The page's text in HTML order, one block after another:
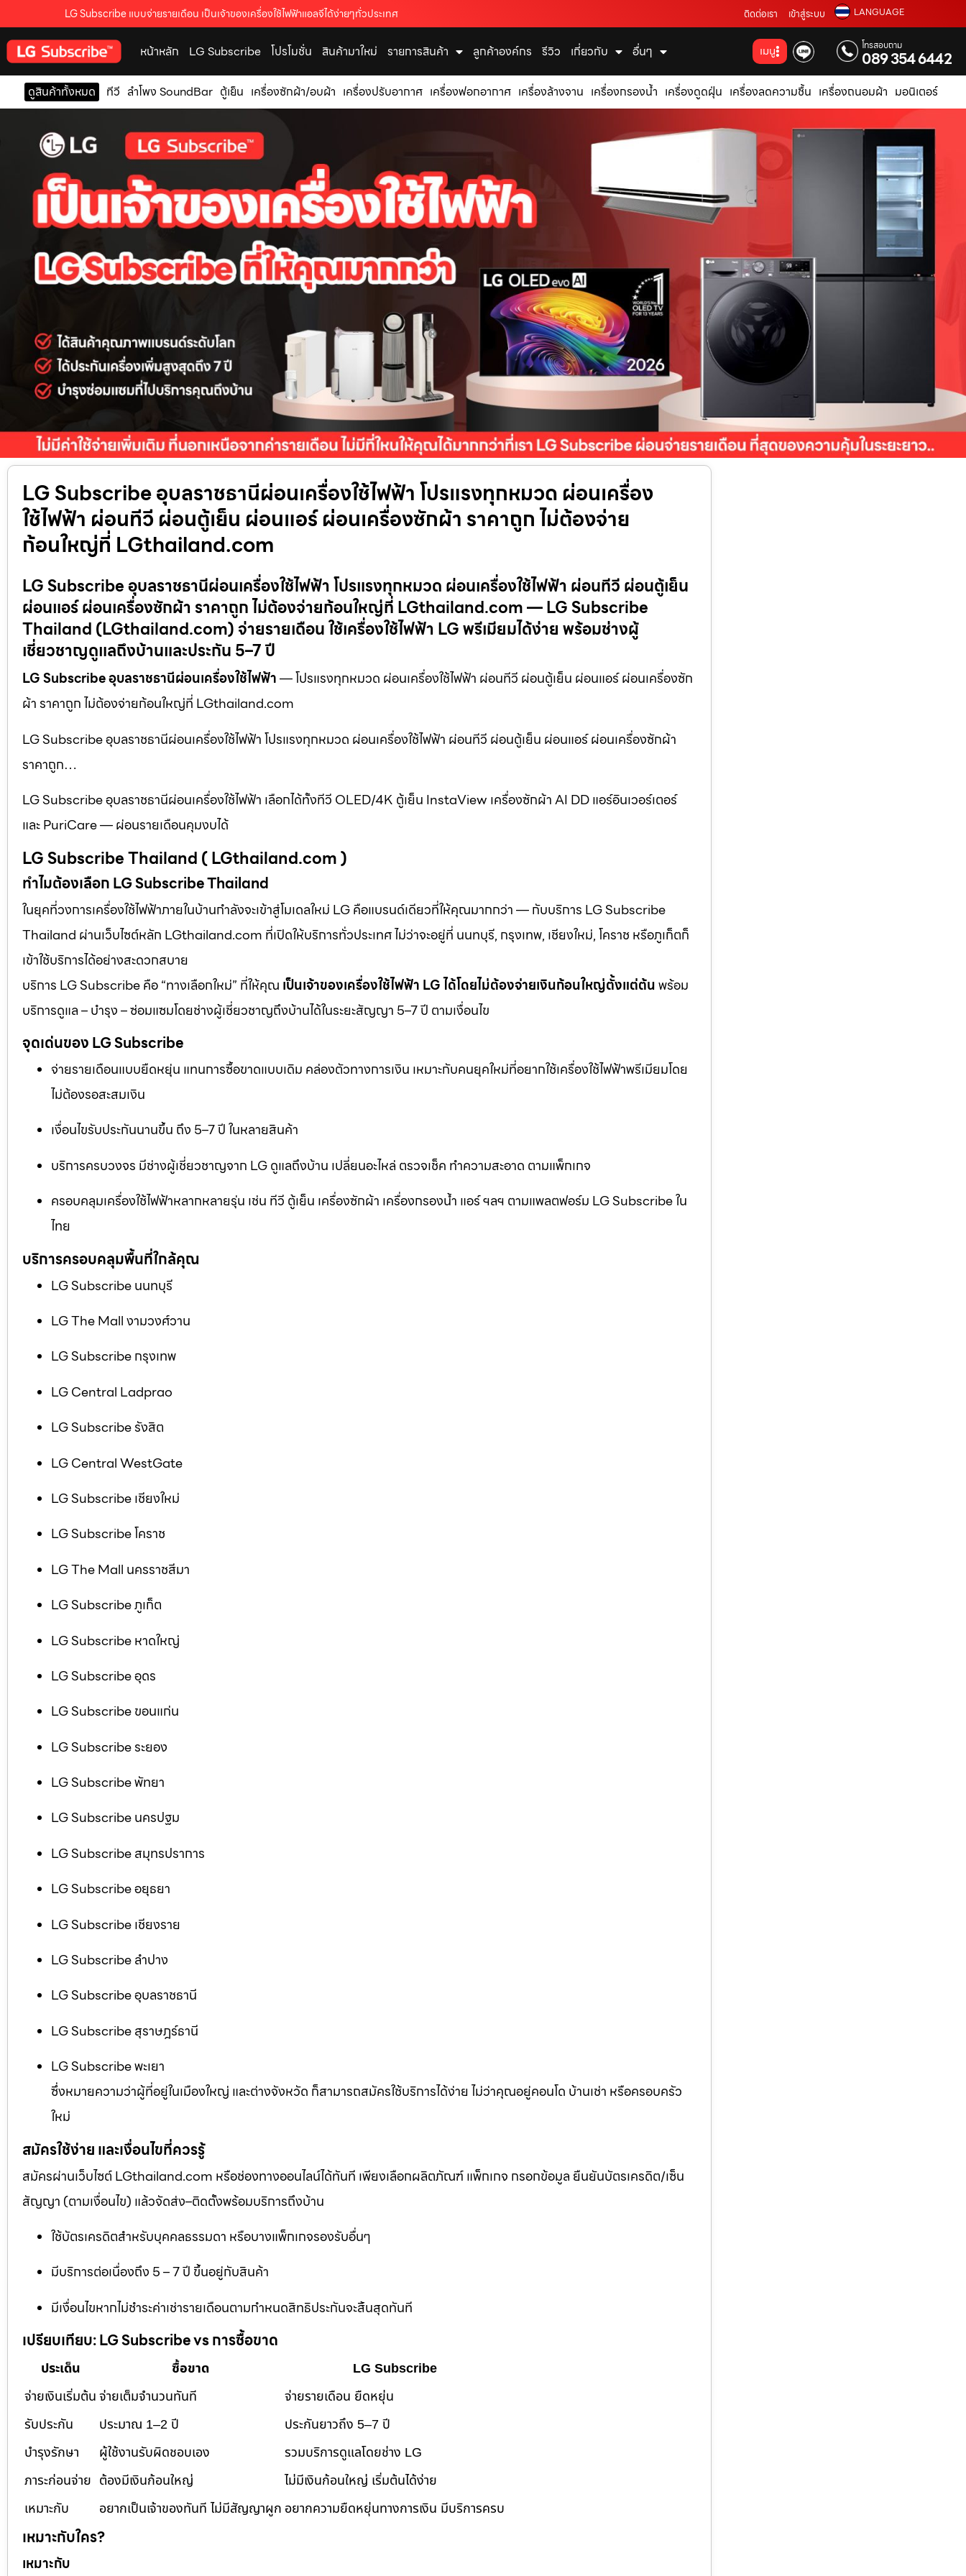
LG Subscribe แบบจ่ายรายเดือน เป็นเจ้าของเครื่องใช้ไฟฟ้าแอลจีได้ง่ายๆทั่วประเทศ ติดต่อเรา เข้าสู่ระบบ LANGUAGE
หน้าหลัก LG Subscribe โปรโมชั่น สินค้ามาใหม่ รายการสินค้า ลูกค้าองค์กร รีวิว เกี่ยวกับ อื่นๆ เมนู โทรสอบถาม
089 354 6442
ดูสินค้าทั้งหมด ทีวี ลำโพง SoundBar ตู้เย็น เครื่องซักผ้า/อบผ้า เครื่องปรับอากาศ เครื่องฟอกอากาศ เครื่องล้างจาน เครื่องกรองน้ำ เครื่องดูดฝุ่น เครื่องลดความชื้น เครื่องถนอมผ้า มอนิเตอร์
LG Subscribe อุบลราชธานีผ่อนเครื่องใช้ไฟฟ้า โปรแรงทุกหมวด ผ่อนเครื่อง
ใช้ไฟฟ้า ผ่อนทีวี ผ่อนตู้เย็น ผ่อนแอร์ ผ่อนเครื่องซักผ้า ราคาถูก ไม่ต้องจ่าย
ก้อนใหญ่ที่ LGthailand.com
LG Subscribe อุบลราชธานีผ่อนเครื่องใช้ไฟฟ้า โปรแรงทุกหมวด ผ่อนเครื่องใช้ไฟฟ้า ผ่อนทีวี ผ่อนตู้เย็น
ผ่อนแอร์ ผ่อนเครื่องซักผ้า ราคาถูก ไม่ต้องจ่ายก้อนใหญ่ที่ LGthailand.com — LG Subscribe
Thailand (LGthailand.com) จ่ายรายเดือน ใช้เครื่องใช้ไฟฟ้า LG พรีเมียมได้ง่าย พร้อมช่างผู้
เชี่ยวชาญดูแลถึงบ้านและประกัน 5–7 ปี
LG Subscribe อุบลราชธานีผ่อนเครื่องใช้ไฟฟ้า— โปรแรงทุกหมวด ผ่อนเครื่องใช้ไฟฟ้า ผ่อนทีวี ผ่อนตู้เย็น ผ่อนแอร์ ผ่อนเครื่องซัก
ผ้า ราคาถูก ไม่ต้องจ่ายก้อนใหญ่ที่ LGthailand.com
LG Subscribe อุบลราชธานีผ่อนเครื่องใช้ไฟฟ้า โปรแรงทุกหมวด ผ่อนเครื่องใช้ไฟฟ้า ผ่อนทีวี ผ่อนตู้เย็น ผ่อนแอร์ ผ่อนเครื่องซักผ้า
ราคาถูก…
LG Subscribe อุบลราชธานีผ่อนเครื่องใช้ไฟฟ้า เลือกได้ทั้งทีวี OLED/4K ตู้เย็น InstaView เครื่องซักผ้า AI DD แอร์อินเวอร์เตอร์
และ PuriCare — ผ่อนรายเดือนคุมงบได้
LG Subscribe Thailand ( LGthailand.com )
ทำไมต้องเลือก LG Subscribe Thailand
ในยุคที่วงการเครื่องใช้ไฟฟ้าภายในบ้านกำลังจะเข้าสู่โมเดลใหม่ LG คือแบรนด์เดียวที่ให้คุณมากกว่า — กับบริการ LG Subscribe
Thailand ผ่านเว็บไซต์หลัก LGthailand.com ที่เปิดให้บริการทั่วประเทศ ไม่ว่าจะอยู่ที่ นนทบุรี, กรุงเทพ, เชียงใหม่, โคราช หรือภูเก็ตก็
เข้าใช้บริการได้อย่างสะดวกสบาย
บริการ LG Subscribe คือ “ทางเลือกใหม่” ที่ให้คุณ เป็นเจ้าของเครื่องใช้ไฟฟ้า LG ได้โดยไม่ต้องจ่ายเงินก้อนใหญ่ตั้งแต่ต้นพร้อม
บริการดูแล – บำรุง – ซ่อมแซมโดยช่างผู้เชี่ยวชาญถึงบ้านได้ในระยะสัญญา 5–7 ปี ตามเงื่อนไข
จุดเด่นของ LG Subscribe
จ่ายรายเดือนแบบยืดหยุ่น แทนการซื้อขาดแบบเดิม คล่องตัวทางการเงิน เหมาะกับคนยุคใหม่ที่อยากใช้เครื่องใช้ไฟฟ้าพรีเมียมโดย
ไม่ต้องรอสะสมเงิน
เงื่อนไขรับประกันนานขึ้น ถึง 5–7 ปี ในหลายสินค้า
บริการครบวงจร มีช่างผู้เชี่ยวชาญจาก LG ดูแลถึงบ้าน เปลี่ยนอะไหล่ ตรวจเช็ค ทำความสะอาด ตามแพ็กเกจ
ครอบคลุมเครื่องใช้ไฟฟ้าหลากหลายรุ่น เช่น ทีวี ตู้เย็น เครื่องซักผ้า เครื่องกรองน้ำ แอร์ ฯลฯ ตามแพลตฟอร์ม LG Subscribe ใน
ไทย
บริการครอบคลุมพื้นที่ใกล้คุณ
LG Subscribe นนทบุรี
LG The Mall งามวงศ์วาน
LG Subscribe กรุงเทพ
LG Central Ladprao
LG Subscribe รังสิต
LG Central WestGate
LG Subscribe เชียงใหม่
LG Subscribe โคราช
LG The Mall นครราชสีมา
LG Subscribe ภูเก็ต
LG Subscribe หาดใหญ่
LG Subscribe อุดร
LG Subscribe ขอนแก่น
LG Subscribe ระยอง
LG Subscribe พัทยา
LG Subscribe นครปฐม
LG Subscribe สมุทรปราการ
LG Subscribe อยุธยา
LG Subscribe เชียงราย
LG Subscribe ลำปาง
LG Subscribe อุบลราชธานี
LG Subscribe สุราษฎร์ธานี
LG Subscribe พะเยา
ซึ่งหมายความว่าผู้ที่อยู่ในเมืองใหญ่ และต่างจังหวัด ก็สามารถสมัครใช้บริการได้ง่าย ไม่ว่าคุณอยู่คอนโด บ้านเช่า หรือครอบครัว
ใหม่
สมัครใช้ง่าย และเงื่อนไขที่ควรรู้
สมัครผ่านเว็บไซต์ LGthailand.com หรือช่องทางออนไลน์ได้ทันที เพียงเลือกผลิตภัณฑ์ แพ็กเกจ กรอกข้อมูล ยืนยันบัตรเครดิต/เซ็น
สัญญา (ตามเงื่อนไข) แล้วจัดส่ง–ติดตั้งพร้อมบริการถึงบ้าน
ใช้บัตรเครดิตสำหรับบุคคลธรรมดา หรือบางแพ็กเกจรองรับอื่นๆ
มีบริการต่อเนื่องถึง 5 – 7 ปี ขึ้นอยู่กับสินค้า
มีเงื่อนไขหากไม่ชำระค่าเช่ารายเดือนตามกำหนดสิทธิประกันจะสิ้นสุดทันที
เปรียบเทียบ: LG Subscribe vs การซื้อขาด
ประเด็น ซื้อขาด
LG Subscribe
จ่ายเงินเริ่มต้นจ่ายเต็มจำนวนทันที
จ่ายรายเดือน ยืดหยุ่น
รับประกัน
ประมาณ 1–2 ปี
ประกันยาวถึง 5–7 ปี
บำรุงรักษา
ผู้ใช้งานรับผิดชอบเอง
รวมบริการดูแลโดยช่าง LG
ภาระก่อนจ่าย ต้องมีเงินก้อนใหญ่
ไม่มีเงินก้อนใหญ่ เริ่มต้นได้ง่าย
เหมาะกับ
อยากเป็นเจ้าของทันที ไม่มีสัญญาผูก อยากความยืดหยุ่นทางการเงิน มีบริการครบ
เหมาะกับใคร?
เหมาะกับ